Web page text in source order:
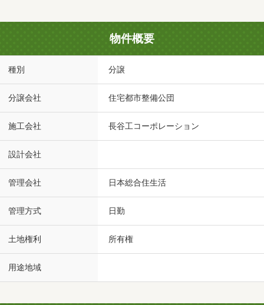
物件概要
種別 分譲
分譲会社 住宅都市整備公団
施工会社 長谷工コーポレーション
設計会社
管理会社 日本総合住生活
管理方式 日勤
土地権利 所有権
用途地域